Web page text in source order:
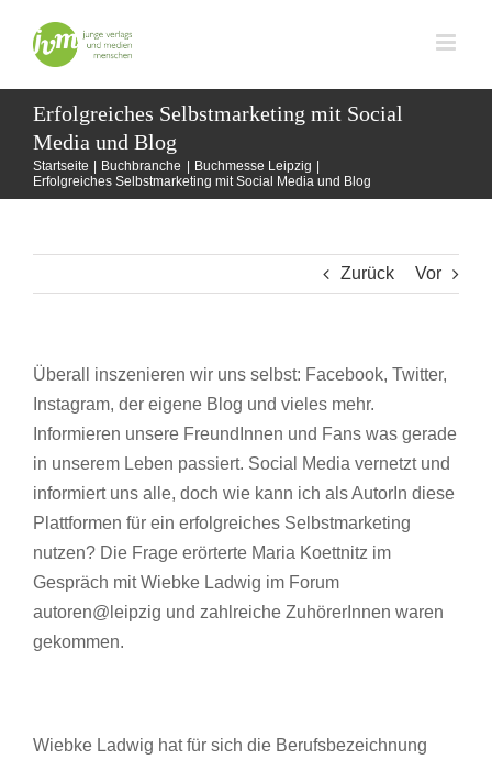
Inhalt
springen
Erfolgreiches Selbstmarketing mit Social
Media und Blog
Startseite Buchbranche
Buchmesse Leipzig
Erfolgreiches Selbstmarketing mit Social Media und Blog
Zurück Vor
Überall inszenieren wir uns selbst: Facebook, Twitter,
Instagram, der eigene Blog und vieles mehr.
Informieren unsere FreundInnen und Fans was gerade
in unserem Leben passiert. Social Media vernetzt und
informiert uns alle, doch wie kann ich als AutorIn diese
Plattformen für ein erfolgreiches Selbstmarketing
nutzen? Die Frage erörterte Maria Koettnitz im
Gespräch mit Wiebke Ladwig im Forum
autoren@leipzig und zahlreiche ZuhörerInnen waren
gekommen.
Wiebke Ladwig hat für sich die Berufsbezeichnung